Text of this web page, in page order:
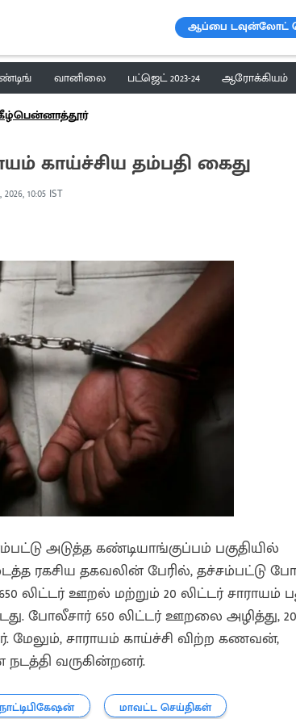
ஆப்பை டவுன்லோட்
வானிலை பட்ஜெட் 2023-24 ஆரோக்கியம்
காய்ச்சிய தம்பதி கைது
10:05 IST
அடுத்த கண்டியாங்குப்பம் பகுதியில்
ரகசிய தகவலின் பேரில், தச்சம்பட்டு
ஊறல் மற்றும் 20 லிட்டர் சாராயம்
போலீசார் 650 லிட்டர் ஊறலை அழித்து, 20
மேலும், சாராயம் காய்ச்சி விற்ற கணவன்,
வருகின்றனர்.
மாவட்ட செய்திகள்